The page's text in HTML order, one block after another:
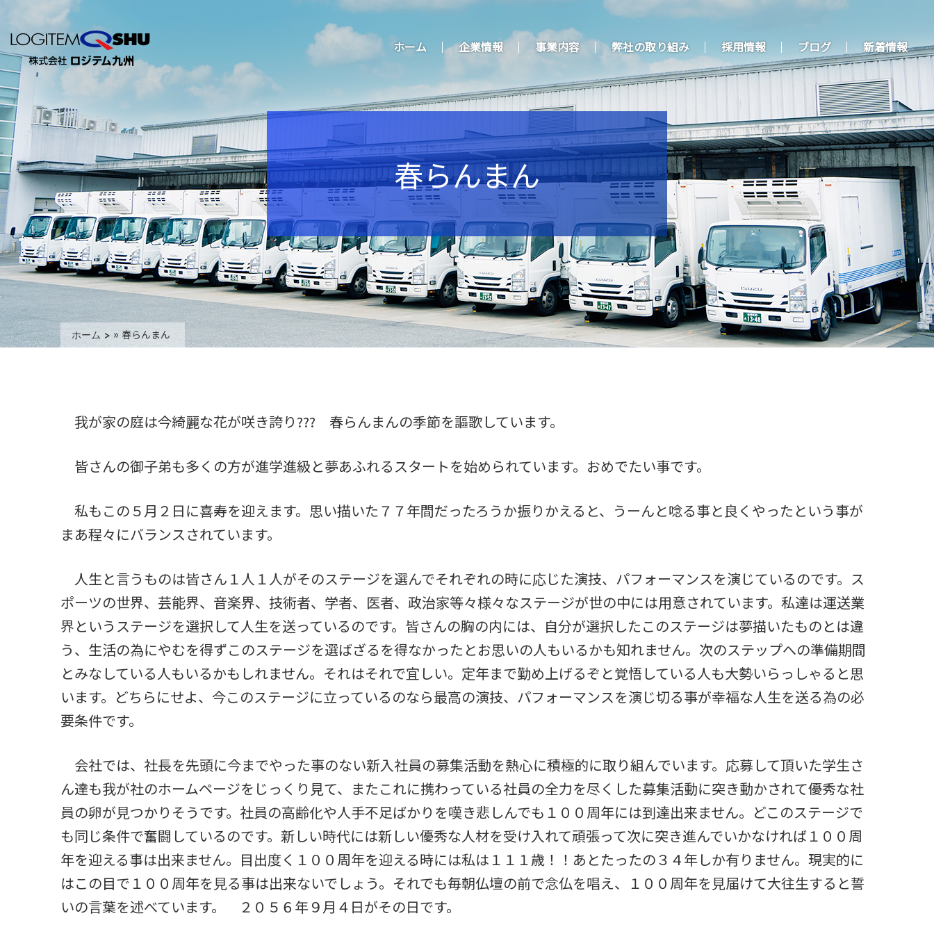
ホーム 企業情報 事業内容 弊社の取り組み 採用情報 ブログ 新着情報
春らんまん
ホーム » 春らんまん
我が家の庭は今綺麗な花が咲き誇り??? 春らんまんの季節を謳歌しています。
皆さんの御子弟も多くの方が進学進級と夢あふれるスタートを始められています。おめでたい事です。
私もこの５月２日に喜寿を迎えます。思い描いた７７年間だったろうか振りかえると、うーんと唸る事と良くやったという事が
まあ程々にバランスされています。
人生と言うものは皆さん１人１人がそのステージを選んでそれぞれの時に応じた演技、パフォーマンスを演じているのです。ス
ポーツの世界、芸能界、音楽界、技術者、学者、医者、政治家等々様々なステージが世の中には用意されています。私達は運送業
界というステージを選択して人生を送っているのです。皆さんの胸の内には、自分が選択したこのステージは夢描いたものとは違
う、生活の為にやむを得ずこのステージを選ばざるを得なかったとお思いの人もいるかも知れません。次のステップへの準備期間
とみなしている人もいるかもしれません。それはそれで宜しい。定年まで勤め上げるぞと覚悟している人も大勢いらっしゃると思
います。どちらにせよ、今このステージに立っているのなら最高の演技、パフォーマンスを演じ切る事が幸福な人生を送る為の必
要条件です。
会社では、社長を先頭に今までやった事のない新入社員の募集活動を熱心に積極的に取り組んでいます。応募して頂いた学生さ
ん達も我が社のホームページをじっくり見て、またこれに携わっている社員の全力を尽くした募集活動に突き動かされて優秀な社
員の卵が見つかりそうです。社員の高齢化や人手不足ばかりを嘆き悲しんでも１００周年には到達出来ません。どこのステージで
も同じ条件で奮闘しているのです。新しい時代には新しい優秀な人材を受け入れて頑張って次に突き進んでいかなければ１００周
年を迎える事は出来ません。目出度く１００周年を迎える時には私は１１１歳！！あとたったの３４年しか有りません。現実的に
はこの目で１００周年を見る事は出来ないでしょう。それでも毎朝仏壇の前で念仏を唱え、１００周年を見届けて大往生すると誓
いの言葉を述べています。 ２０５６年９月４日がその日です。